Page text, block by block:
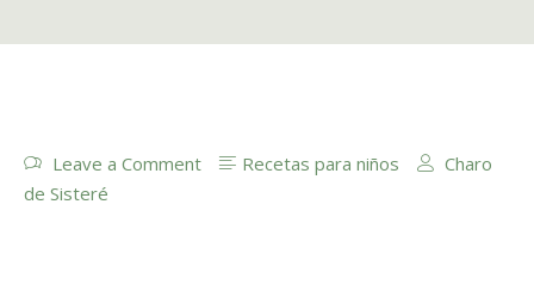
Leave a Comment Recetas para niños
Charo
de Sisteré